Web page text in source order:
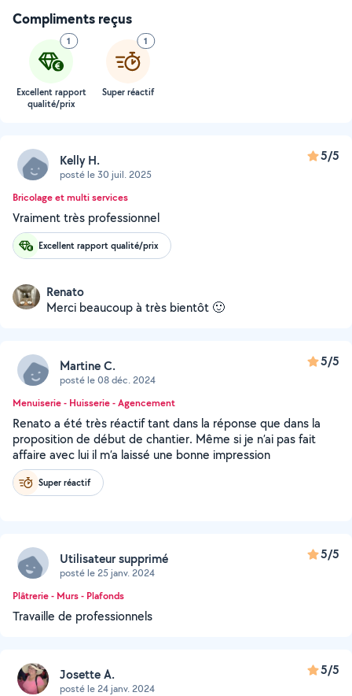
Compliments reçus
1
Excellent rapport
qualité/prix
1
Super réactif
Kelly H.
posté le 30 juil. 2025
5/5
Bricolage et multi services
Vraiment très professionnel
Excellent rapport qualité/prix
Renato
Merci beaucoup à très bientôt 🙂
Martine C.
posté le 08 déc. 2024
5/5
Menuiserie - Huisserie - Agencement
Renato a été très réactif tant dans la réponse que dans la
proposition de début de chantier. Même si je n’ai pas fait
affaire avec lui il m’a laissé une bonne impression
Super réactif
Utilisateur supprimé
posté le 25 janv. 2024
5/5
Plâtrerie - Murs - Plafonds
Travaille de professionnels
Josette A.
posté le 24 janv. 2024
5/5